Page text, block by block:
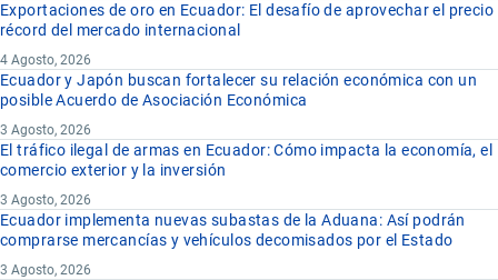
Exportaciones de oro en Ecuador: El desafío de aprovechar el precio
récord del mercado internacional
4 Agosto, 2026
Ecuador y Japón buscan fortalecer su relación económica con un
posible Acuerdo de Asociación Económica
3 Agosto, 2026
El tráfico ilegal de armas en Ecuador: Cómo impacta la economía, el
comercio exterior y la inversión
3 Agosto, 2026
Ecuador implementa nuevas subastas de la Aduana: Así podrán
comprarse mercancías y vehículos decomisados por el Estado
3 Agosto, 2026